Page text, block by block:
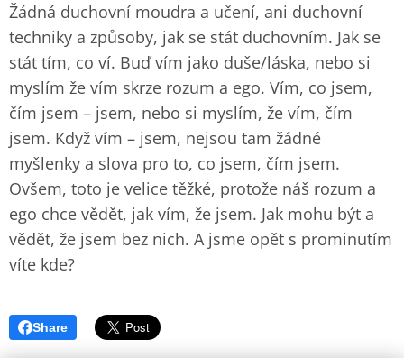
Žádná duchovní moudra a učení, ani duchovní
techniky a způsoby, jak se stát duchovním. Jak se
stát tím, co ví. Buď vím jako duše/láska, nebo si
myslím že vím skrze rozum a ego. Vím, co jsem,
čím jsem – jsem, nebo si myslím, že vím, čím
jsem. Když vím – jsem, nejsou tam žádné
myšlenky a slova pro to, co jsem, čím jsem.
Ovšem, toto je velice těžké, protože náš rozum a
ego chce vědět, jak vím, že jsem. Jak mohu být a
vědět, že jsem bez nich. A jsme opět s prominutím
víte kde?
Share